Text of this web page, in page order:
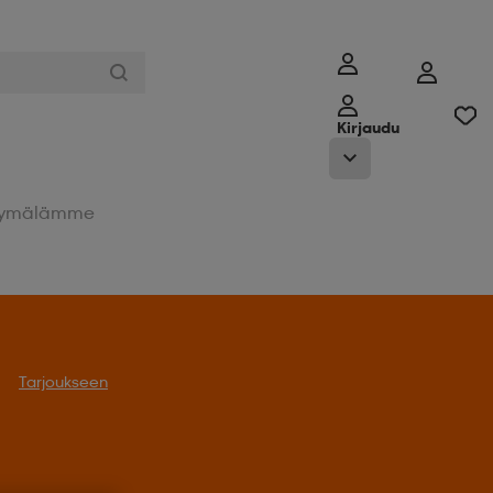
Kirjaudu
Tarjoukseen